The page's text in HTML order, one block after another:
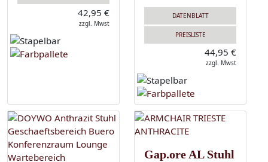
42,95 €
zzgl. Mwst
DATENBLATT
PREISLISTE
44,95 €
zzgl. Mwst
Gap.ore AL Stuhl